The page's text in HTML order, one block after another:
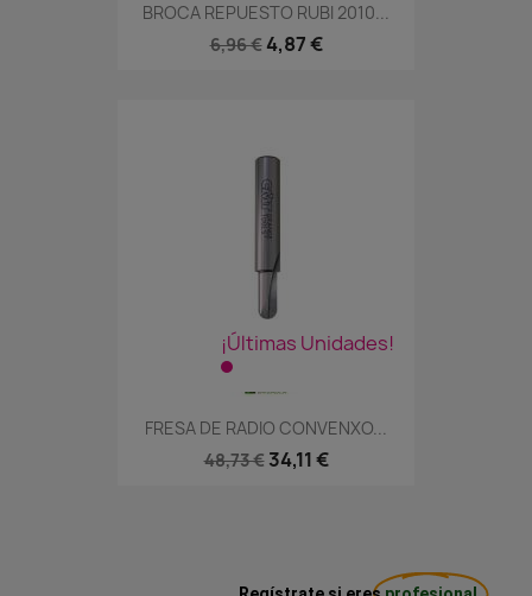
BROCA REPUESTO RUBI 2010...
6,96 € 4,87 €
¡Últimas Unidades!
FRESA DE RADIO CONVENXO...
48,73 € 34,11 €